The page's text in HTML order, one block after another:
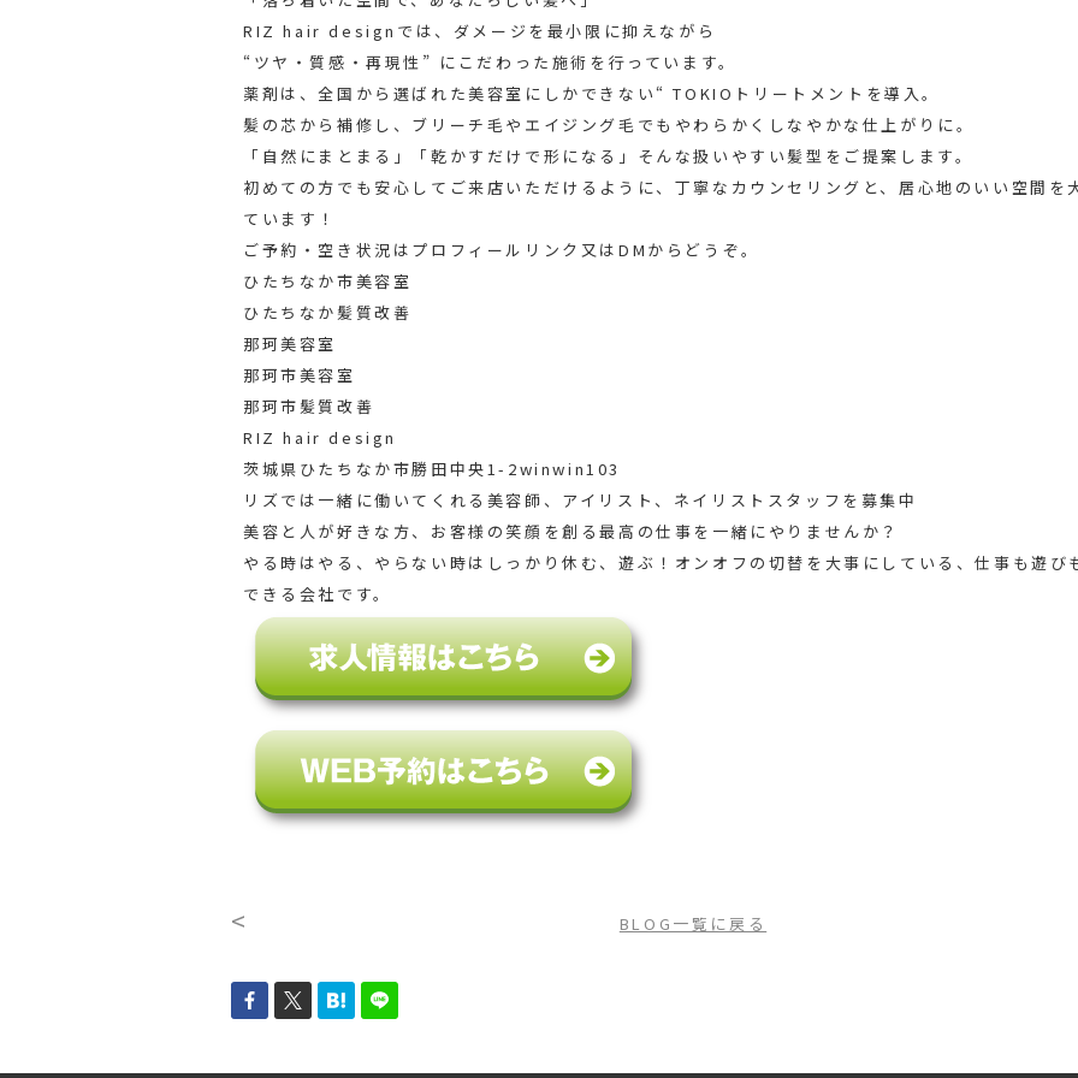
RIZ hair designでは、ダメージを最小限に抑えながら
“ツヤ・質感・再現性” にこだわった施術を行っています。
薬剤は、全国から選ばれた美容室にしかできない“ TOKIOトリートメントを導入。
髪の芯から補修し、ブリーチ毛やエイジング毛でもやわらかくしなやかな仕上がりに。
「自然にまとまる」「乾かすだけで形になる」そんな扱いやすい髪型をご提案します。
初めての方でも安心してご来店いただけるように、丁寧なカウンセリングと、居心地のいい空間を
ています！
ご予約・空き状況はプロフィールリンク又はDMからどうぞ。
ひたちなか市美容室
ひたちなか髪質改善
那珂美容室
那珂市美容室
那珂市髪質改善
RIZ hair design
茨城県ひたちなか市勝田中央1-2winwin103
リズでは一緒に働いてくれる美容師、アイリスト、ネイリストスタッフを募集中
美容と人が好きな方、お客様の笑顔を創る最高の仕事を一緒にやりませんか？
やる時はやる、やらない時はしっかり休む、遊ぶ！オンオフの切替を大事にしている、仕事も遊び
できる会社です。
< BLOG一覧に戻る